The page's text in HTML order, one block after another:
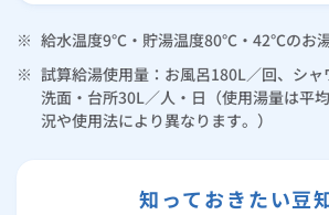
※ 給水温度9℃・貯湯温度80℃・42℃のお
※ 試算給湯使用量：お風呂180L／回、シャ
洗面・台所30L／人・日（使用湯量は平
況や使用法により異なります。）
知っておきたい豆